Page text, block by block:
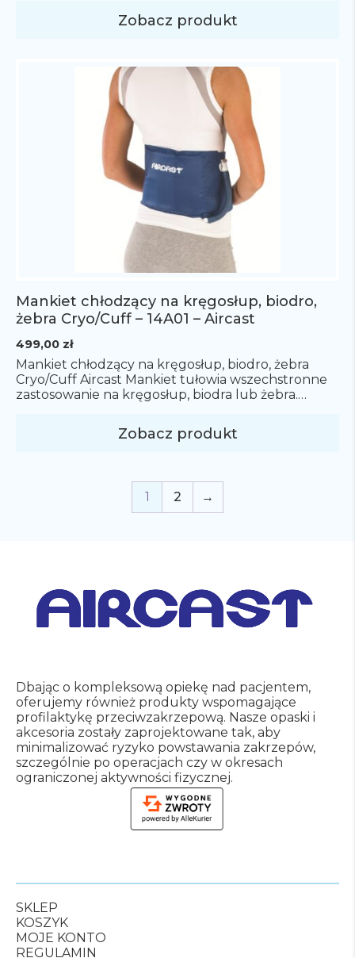
dzięki czemu pomaga w redukcji bólu, opuchlizny
i krwiaków. W skład systemu Cryo/Cuff wchodzą
również pompka elektryczna, która automatycznie
Zobacz produkt
Mankiet chłodzący na kręgosłup, biodro,
żebra Cryo/Cuff – 14A01 – Aircast
499,00 zł
Mankiet chłodzący na kręgosłup, biodro, żebra
Cryo/Cuff Aircast Mankiet tułowia wszechstronne
zastosowanie na kręgosłup, biodra lub żebra.
uniwersalny. System Cryo/Cuff to zaawansowane
rozwiązanie do terapii zimnem, które łączy
opuchlizny i krwiaków. W skład systemu Cryo/Cuff
wchodzą trzy główne elementy: […]
Zobacz produkt
1 2 →
Dbając o kompleksową opiekę nad pacjentem,
oferujemy również produkty wspomagające
profilaktykę przeciwzakrzepową. Nasze opaski i
akcesoria zostały zaprojektowane tak, aby
minimalizować ryzyko powstawania zakrzepów,
szczególnie po operacjach czy w okresach
ograniczonej aktywności fizycznej.
SKLEP
KOSZYK
MOJE KONTO
REGULAMIN